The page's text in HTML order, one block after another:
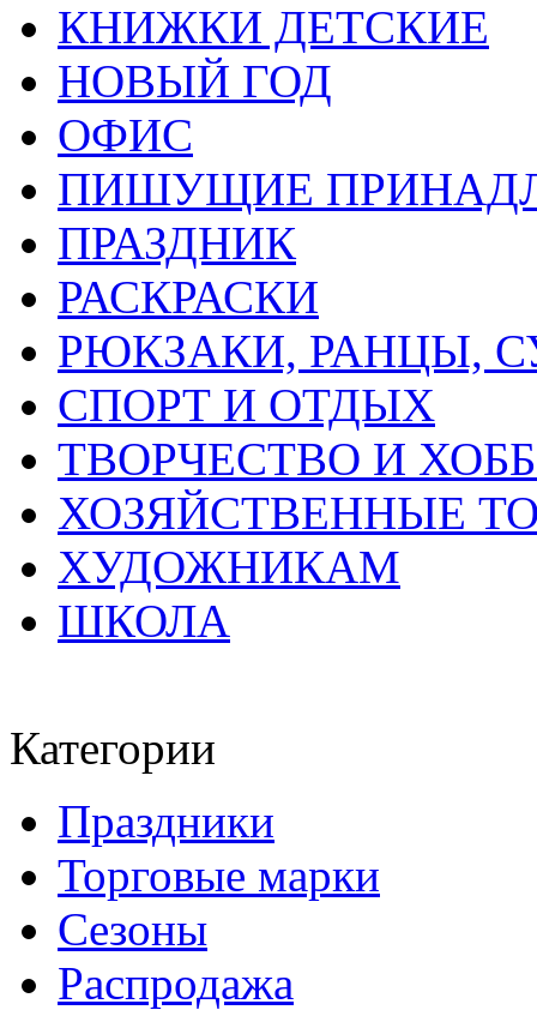
КНИЖКИ ДЕТСКИЕ
НОВЫЙ ГОД
ОФИС
ПИШУЩИЕ
ПРАЗДНИК
РАСКРАСКИ
РЮКЗАКИ, РАНЦЫ,
СПОРТ И ОТДЫХ
ТВОРЧЕСТВО И
ХОЗЯЙСТВЕННЫЕ
ХУДОЖНИКАМ
ШКОЛА
Категории
Праздники
Торговые марки
Сезоны
Распродажа